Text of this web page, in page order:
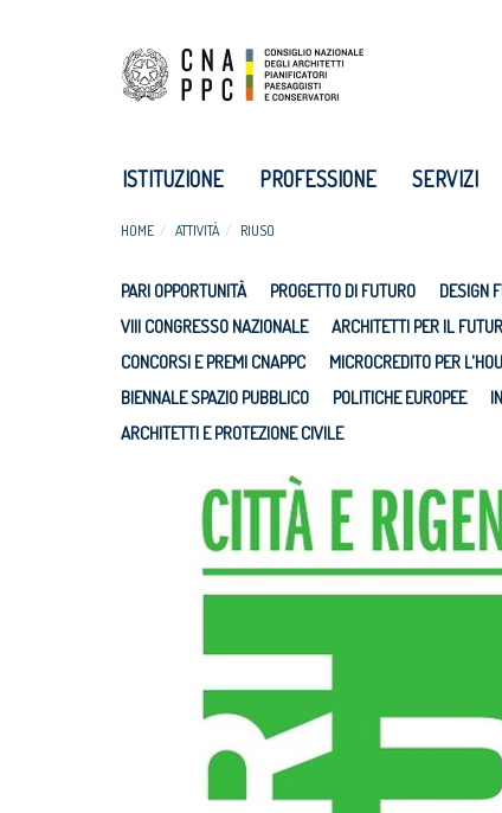
ISTITUZIONE PROFESSIONE SERVIZI
HOME ATTIVITÀ RIUSO
PARI OPPORTUNITÀ PROGETTO DI FUTURO DESIGN
VIII CONGRESSO NAZIONALE
ARCHITETTI PER IL
CONCORSI E PREMI CNAPPC
MICROCREDITO PER
BIENNALE SPAZIO PUBBLICO
POLITICHE EUROPEE
ARCHITETTI E PROTEZIONE CIVILE